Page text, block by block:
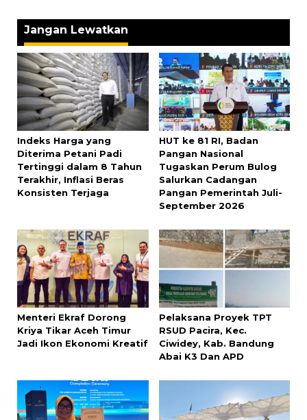
Jangan Lewatkan
Indeks Harga yang
Diterima Petani Padi
Tertinggi dalam 8 Tahun
Terakhir, Inflasi Beras
Konsisten Terjaga
HUT ke 81 RI, Badan
Pangan Nasional
Tugaskan Perum Bulog
Salurkan Cadangan
Pangan Pemerintah Juli-
September 2026
Menteri Ekraf Dorong
Kriya Tikar Aceh Timur
Jadi Ikon Ekonomi Kreatif
Pelaksana Proyek TPT
RSUD Pacira, Kec.
Ciwidey, Kab. Bandung
Abai K3 Dan APD